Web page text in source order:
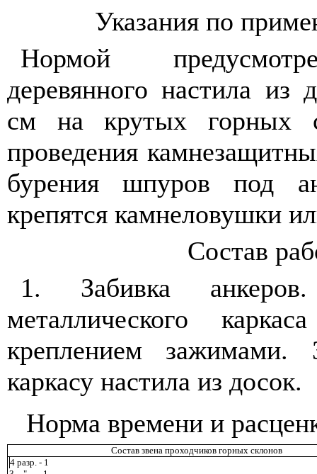
Указания по
Нормой
деревянного настила из
см на крутых горных
проведения
бурения шпуров под
крепятся камнеловушки
Состав
1. Забивка
металлического
креплением зажимами.
каркасу настила из досок.
Норма времени и
Состав звена проходчиков горных склонов
4 разр. - 1